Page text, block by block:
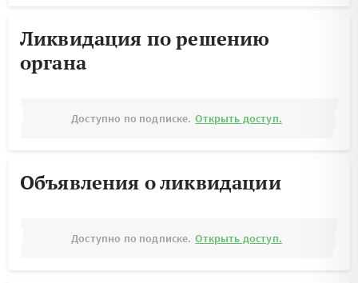
Ликвидация по решению
органа
Доступно по подписке. Открыть доступ.
Объявления о ликвидации
Доступно по подписке. Открыть доступ.